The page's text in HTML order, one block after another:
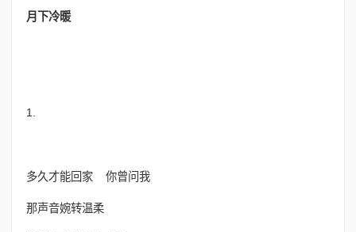
月下冷暖
1.
多久才能回家 你曾问我
那声音婉转温柔